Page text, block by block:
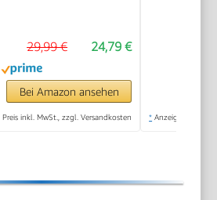
Styling &
gleichmäßige
Wärmeverteilung, 3
Heiz- & 2 separate
24,79 €
29,99 €
Bei Amazon ansehen
Preis inkl. MwSt., zzgl. Versandkosten * Anzeige